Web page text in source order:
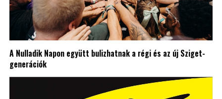
A Nulladik Napon együtt bulizhatnak a régi és az új Sziget-
generációk